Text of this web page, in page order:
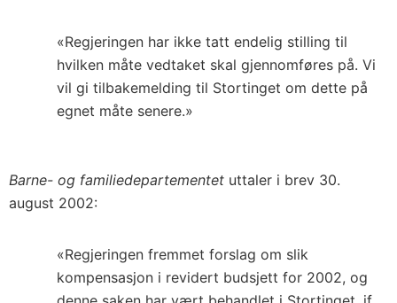
«Regjeringen har ikke tatt endelig stilling til
hvilken måte vedtaket skal gjennomføres på. Vi
vil gi tilbakemelding til Stortinget om dette på
egnet måte senere.»
Barne- og familiedepartementet uttaler i brev 30.
august 2002:
«Regjeringen fremmet forslag om slik
kompensasjon i revidert budsjett for 2002, og